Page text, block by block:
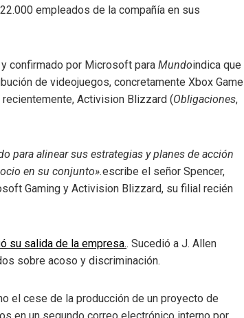
empleados de la compañía en sus
y confirmado por Microsoft para Mundoindica que
de videojuegos, concretamente Xbox Game
recientemente, Activision Blizzard (Obligaciones,
para alinear sus estrategias y planes de acción
en su conjunto».escribe el señor Spencer,
Gaming y Activision Blizzard, su filial recién
su salida de la empresa.. Sucedió a J. Allen
sobre acoso y discriminación.
el cese de la producción de un proyecto de